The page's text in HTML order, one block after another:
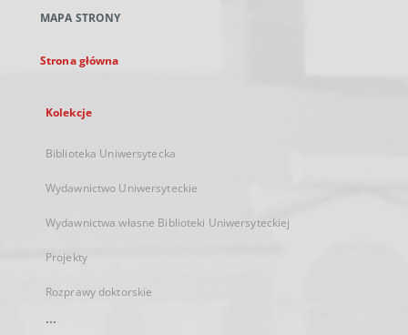
karcie
MAPA STRONY
Strona główna
Kolekcje
Biblioteka Uniwersytecka
Wydawnictwo Uniwersyteckie
Wydawnictwa własne Biblioteki Uniwersyteckiej
Projekty
Rozprawy doktorskie
...